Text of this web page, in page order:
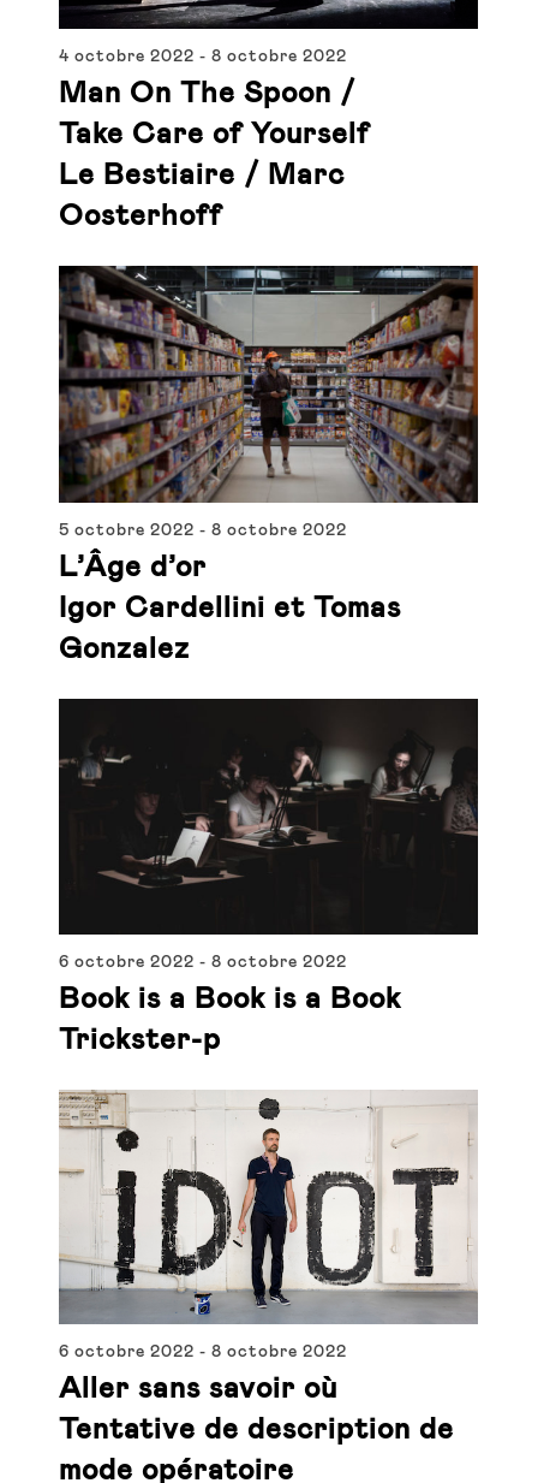
4 octobre 2022 -8 octobre 2022
Man On The Spoon /
Take Care of Yourself
Le Bestiaire / Marc
Oosterhoff
5 octobre 2022 -8 octobre 2022
L’Âge d’or
Igor Cardellini et Tomas
Gonzalez
6 octobre 2022 -8 octobre 2022
Book is a Book is a Book
Trickster-p
6 octobre 2022 -8 octobre 2022
Aller sans savoir où
Tentative de description de
mode opératoire